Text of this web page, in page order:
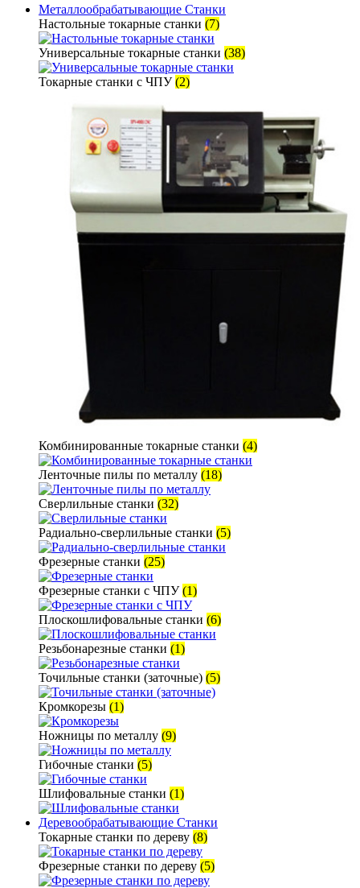
Металлообрабатывающие Станки
Настольные токарные станки (7)
Универсальные токарные станки (38)
Токарные станки с ЧПУ(2)
Комбинированные токарные станки (4)
Ленточные пилы по металлу (18)
Сверлильные станки (32)
Радиально-сверлильные станки (5)
Фрезерные станки (25)
Фрезерные станки с ЧПУ(1)
Плоскошлифовальные станки (6)
Резьбонарезные станки (1)
Точильные станки (заточные) (5)
Кромкорезы (1)
Ножницы по металлу (9)
Гибочные станки (5)
Шлифовальные станки (1)
Деревообрабатывающие Станки
Токарные станки по дереву (8)
Фрезерные станки по дереву (5)